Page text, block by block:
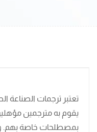
تعتبر ترجمات الصناعة
يقوم به مترجمين
بمصطلحات خاصة بهم.